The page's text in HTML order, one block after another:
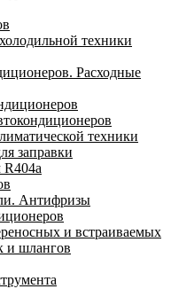
техники
Расходные
техники
заправки
R404a
Антифризы
и встраиваемых
и шлангов